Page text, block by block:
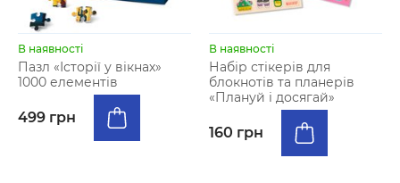
В наявності
Пазл «Історії у вікнах»
1000 елементів
499 грн
В наявності
Набір стікерів для
блокнотів та планерів
«Плануй і досягай»
160 грн